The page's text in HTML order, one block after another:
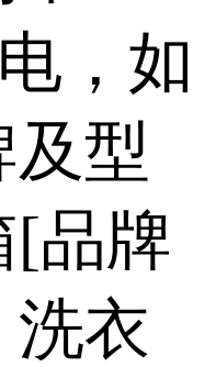
，如
型
[品牌
洗衣